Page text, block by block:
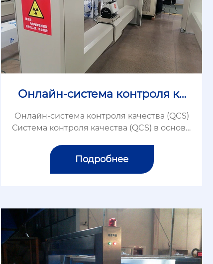
Онлайн-система контроля ка
чества (QCS)
Онлайн-система контроля качества (QCS)
Система контроля качества (QCS) в основн
нтроля. Измерительная часть представляе
т собой онлайн-определение количества...
Подробнее